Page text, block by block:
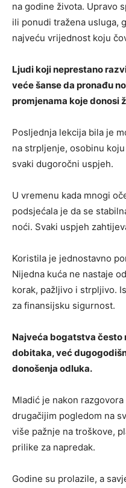
na godine života. Upravo
ili ponudi tražena usluga,
najveću vrijednost koju
Ljudi koji neprestano
veće šanse da pronađu
promjenama koje donosi
Posljednja lekcija bila je
na strpljenje, osobinu
svaki dugoročni uspjeh.
U vremenu kada mnogi
podsjećala je da se
noći. Svaki uspjeh
Koristila je jednostavno
Nijedna kuća ne nastaje
korak, pažljivo i strpljivo.
za finansijsku sigurnost.
Najveća bogatstva često
dobitaka, već
donošenja odluka.
Mladić je nakon
drugačijim pogledom na
više pažnje na troškove,
prilike za napredak.
Godine su prolazile, a